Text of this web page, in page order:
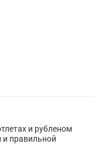
и рубленом
и правильной